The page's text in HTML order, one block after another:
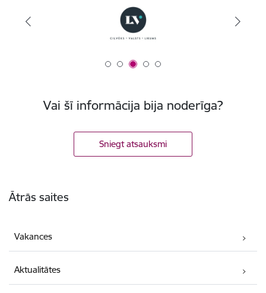
Vai šī informācija bija noderīga?
Sniegt atsauksmi
Ātrās saites
Vakances
Aktualitātes